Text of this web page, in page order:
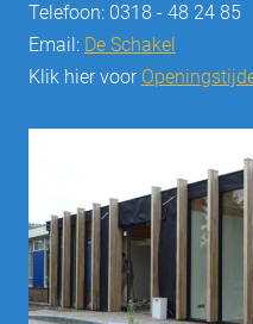
Telefoon: 0318 - 48 24 85
Email: De Schakel
Klik hier voor